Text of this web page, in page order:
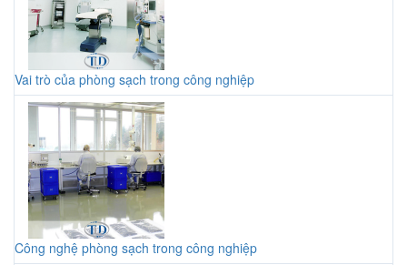
Vai trò của phòng sạch trong công nghiệp
Công nghệ phòng sạch trong công nghiệp